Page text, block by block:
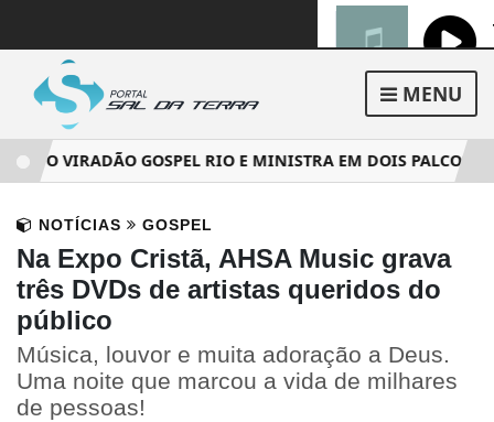
MENU
VIRADÃO GOSPEL RIO E MINISTRA EM DOIS PALCOS DO
NOTÍCIAS GOSPEL
Na Expo Cristã, AHSA Music grava
três DVDs de artistas queridos do
público
Música, louvor e muita adoração a Deus.
Uma noite que marcou a vida de milhares
de pessoas!